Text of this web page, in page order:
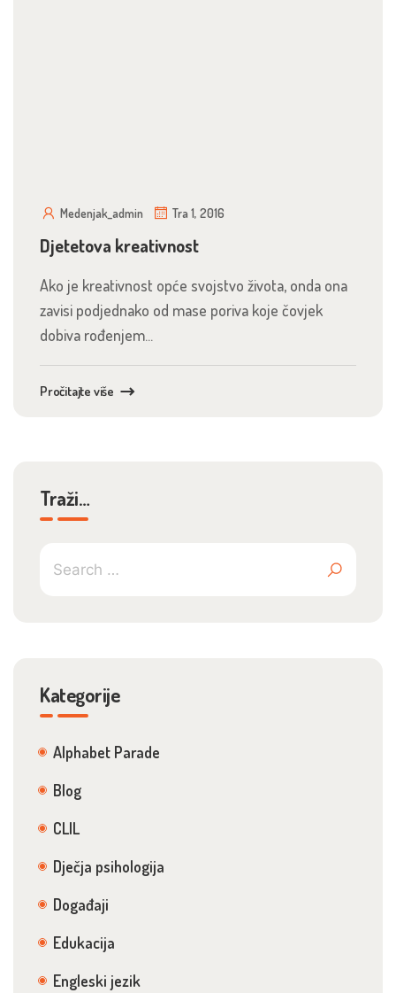
Medenjak_admin Tra 1, 2016
Djetetova kreativnost
Ako je kreativnost opće svojstvo života, onda ona
zavisi podjednako od mase poriva koje čovjek
dobiva rođenjem...
Pročitajte više
Traži…
Kategorije
Alphabet Parade
Blog
CLIL
Dječja psihologija
Događaji
Edukacija
Engleski jezik